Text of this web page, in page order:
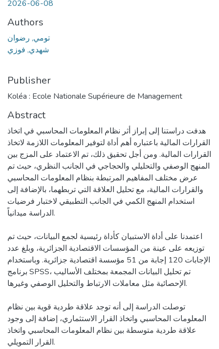
2026-06-08
Authors
تومي, رضوان
شھدي, فوزي
Publisher
Koléa : Ecole Nationale Supérieure de Management
Abstract
هدفت دراستنا إلى إبراز أثر نظام المعلومات المحاسبي في اتخاذ
القرارات المالية باعتباره أهم أداة لتوفير المعلومات اللازمة لاتخاذ
القرارات المالية. ومن أجل تحقيق ذلك، تم الاعتماد على المزج بين
المنهج الوصفي والتحليلي والحجاجي في الجانب النظري، حيث تم
عرض مختلف المفاهيم المرتبطة بنظام المعلومات المحاسبي
والقرارات المالية، مع تحليل العلاقة التي تربطهما، بالإضافة إلى
استخدام المنهج الكمي في الجانب التطبيقي لاختبار فرضيات
الدراسة ميدانياً.
اعتمدنا على أداة الاستبيان كأداة رئيسية لجمع البيانات، حيث تم
توزيعه على عينة من المؤسسات الاقتصادية الجزائرية، وبلغ عدد
الإجابات 120 إجابة من 51 مؤسسة اقتصادية جزائرية. وباستخدام
برنامج SPSS، تم تحليل البيانات المجمعة بمختلف الأساليب
الإحصائية مثل معاملات الارتباط والتحليل الوصفي وغيرها.
توصلت الدراسة إلى أنه توجد علاقة طردية قوية بين نظام
المعلومات المحاسبي واتخاذ القرار الاستثماري، إضافة إلى وجود
علاقة طردية متوسطة بين نظام المعلومات المحاسبي واتخاذ
القرار التمويلي.